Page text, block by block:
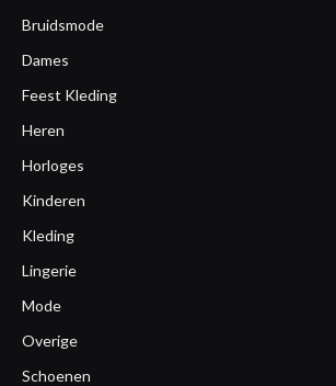
Bruidsmode
Dames
Feest Kleding
Heren
Horloges
Kinderen
Kleding
Lingerie
Mode
Overige
Schoenen